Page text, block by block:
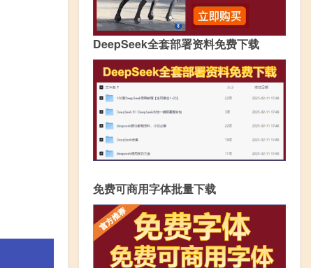
DeepSeek全套部署资料免费下载
免费可商用字体批量下载